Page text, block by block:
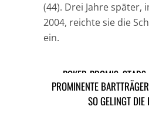
(44). Drei Jahre später,
2004, reichte sie die
ein.
PROMIS
POKER-PROMIS:
KARTEN
PROMINENTE
SO GELINGT DIE